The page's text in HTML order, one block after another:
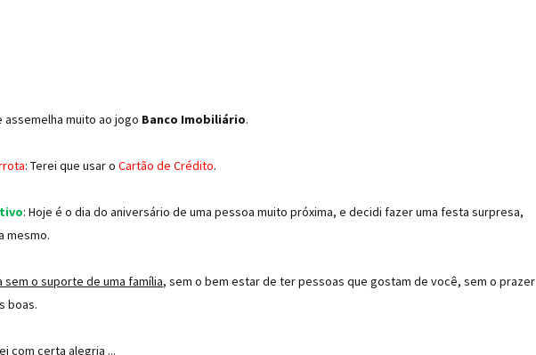
assemelha muito ao jogo Banco Imobiliário.
: Terei que usar o Cartão de Crédito.
: Hoje é o dia do aniversário de uma pessoa muito próxima, e decidi fazer uma festa surpresa,
mesmo.
sem o suporte de uma família, sem o bem estar de ter pessoas que gostam de você, sem o prazer
boas.
com certa alegria ...